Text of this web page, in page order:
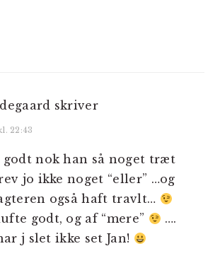
skriver
22:43
godt nok han så noget træt
jo ikke noget “eller” …og
også haft travlt…
godt, og af “mere”
….
j slet ikke set Jan!